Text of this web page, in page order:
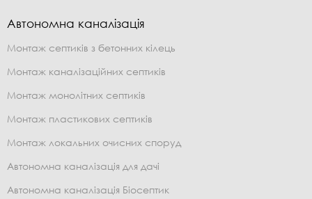
Автономна каналізація
Монтаж септиків з бетонних кілець
Монтаж каналізаційних септиків
Монтаж монолітних септиків
Монтаж пластикових септиків
Монтаж локальних очисних споруд
Автономна каналізація для дачі
Автономна каналізація Біосептик